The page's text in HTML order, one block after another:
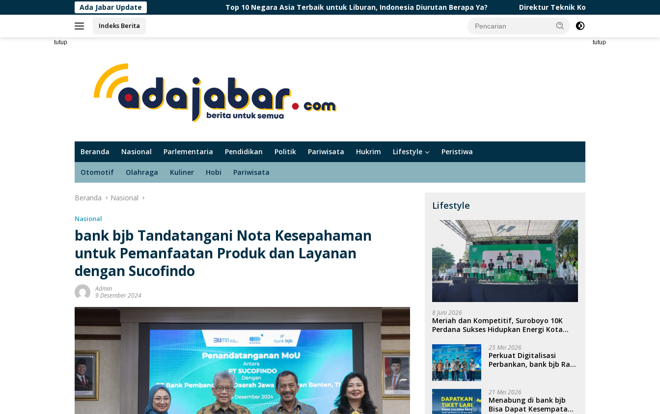
ke
Ada Jabar Update Top 10 Negara Asia Terbaik untuk Liburan, Indonesia Diurutan Berapa Ya? Direktur Teknik Konservasi Tanah Tinjau Program KTA
Indeks Berita
tutup tutup
Beranda Nasional Parlementaria Pendidikan Politik Pariwisata Hukrim Lifestyle Peristiwa
Otomotif Olahraga Kuliner Hobi Pariwisata
Beranda Nasional
Nasional
bank bjb Tandatangani Nota Kesepahaman
untuk Pemanfaatan Produk dan Layanan
dengan Sucofindo
Admin
9 Desember 2024
Lifestyle
8 Juni 2026
Meriah dan Kompetitif, Suroboyo 10K
Perdana Sukses Hidupkan Energi Kota
25 Mei 2026
Perkuat Digitalisasi
Perbankan, bank bjb Raih
DIGIWARA 2026
21 Mei 2026
Menabung di bank bjb
Bisa Dapat Kesempatan